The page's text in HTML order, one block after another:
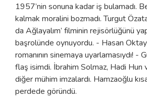
1957’nin sonuna kadar iş bulamadı.
kalmak moralini bozmadı. Turgut
da Ağlayalım’ filminin rejisörlüğünü
başrolünde oynuyordu. - Hasan
romanının sinemaya uyarlamasıydı! -
flaş isimdi. İbrahim Solmaz, Hadi Hun
diğer mühim imzalardı. Hamzaoğlu
perdede göründü.